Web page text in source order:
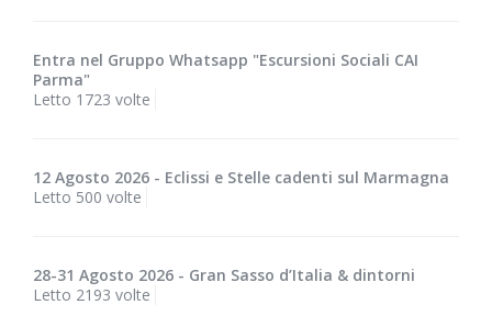
Entra nel Gruppo Whatsapp "Escursioni Sociali CAI
Parma"
Letto 1723 volte
12 Agosto 2026 - Eclissi e Stelle cadenti sul Marmagna
Letto 500 volte
28-31 Agosto 2026 - Gran Sasso d’Italia & dintorni
Letto 2193 volte